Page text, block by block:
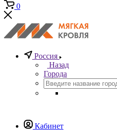
0
Россия
Назад
Города
Кабинет